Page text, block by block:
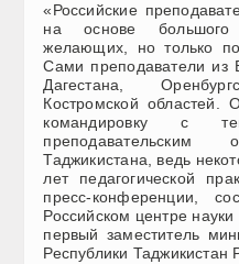
«Российские
на основе
желающих, но только
Сами преподаватели из
Дагестана,
Костромской
командировку с
Таджикистана, ведь
лет педагогической
пресс-конференции,
Российском центре
первый заместитель
Республики Таджикистан